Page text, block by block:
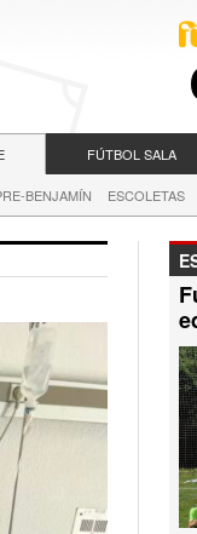
FÚTBOL SALA
BENJAMÍN ESCOLETAS